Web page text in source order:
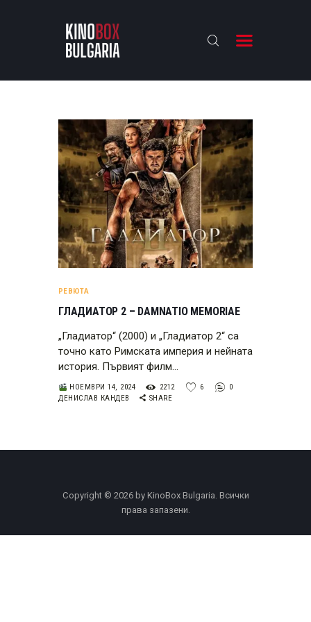
KINOBOX BULGARIA
АНАЛИЗИ
БАХТИ НАГРАДИТЕ
ИНТЕРВЮТА
ЗА НАС
РЕВЮТА
ГЛАДИАТОР 2 – DAMNATIO MEMORIAE
„Гладиатор“ (2000) и „Гладиатор 2“ са
точно като Римската империя и нейната
история. Първият филм…
НОЕМВРИ 14, 2024 2212 6
0
ДЕНИСЛАВ КАНДЕВ
SHARE
Copyright © 2026 by KinoBox Bulgaria. Всички
права запазени.